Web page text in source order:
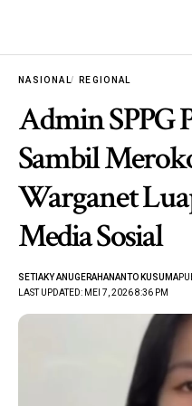
NASIONAL REGIONAL
Admin SPPG
Sambil
Warganet
Media Sosial
LAST UPDATED: MEI 7, 2026 8:36 PM
SETIAKY ANUGERAHANANTO KUSUMA